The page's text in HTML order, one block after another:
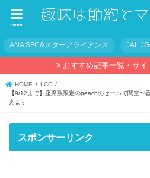
menu
ANA SFC&スターアライアンス JAL
おすすめ記事一覧・サイ
HOME
LCC
【9/12まで】座席数限定のpeachのセールで関空
えます
スポンサーリンク